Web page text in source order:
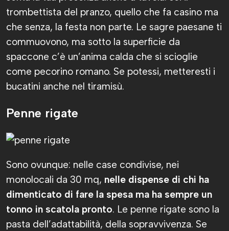
trombettista del pranzo, quello che fa casino ma
che senza, la festa non parte. Le sagre paesane ti
commuovono, ma sotto la superficie da
spaccone c’è un’anima calda che si scioglie
come pecorino romano. Se potessi, metteresti i
bucatini anche nel tiramisù.
Penne rigate
Sono ovunque: nelle case condivise, nei
monolocali da 30 mq, nelle dispense di chi ha
dimenticato di fare la spesa ma ha sempre un
tonno in scatola pronto. Le penne rigate sono la
pasta dell’adattabilità, della sopravvivenza. Se